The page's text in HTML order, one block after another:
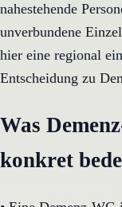
nahestehende
unverbundene
hier eine regional
Entscheidung zu
Was
konkret